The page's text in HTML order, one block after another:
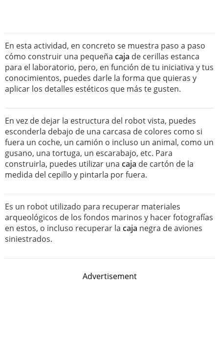
En esta actividad, en concreto se muestra paso a paso
cómo construir una pequeña caja de cerillas estanca
para el laboratorio, pero, en función de tu iniciativa y tus
conocimientos, puedes darle la forma que quieras y
aplicar los detalles estéticos que más te gusten.
En vez de dejar la estructura del robot vista, puedes
esconderla debajo de una carcasa de colores como si
fuera un coche, un camión o incluso un animal, como un
gusano, una tortuga, un escarabajo, etc. Para
construirla, puedes utilizar una caja de cartón de la
medida del cepillo y pintarla por fuera.
Es un robot utilizado para recuperar materiales
arqueológicos de los fondos marinos y hacer fotografías
en estos, o incluso recuperar la caja negra de aviones
siniestrados.
Advertisement